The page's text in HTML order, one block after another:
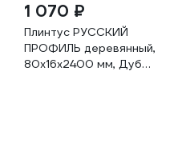
1 070 ₽
Плинтус РУССКИЙ
ПРОФИЛЬ деревянный,
80х16х2400 мм, Дуб